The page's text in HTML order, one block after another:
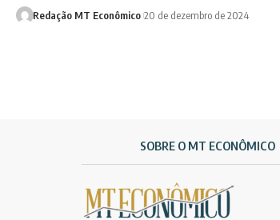
Redação MT Econômico 20 de dezembro de 2024
SOBRE O MT ECONÔMICO